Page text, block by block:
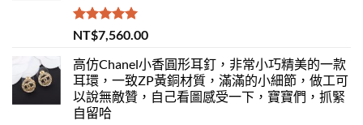
評分 5.00
滿分 5
NT$7,560.00
高仿Chanel小香圓形耳釘，非常小巧精美的一款
耳環，一致ZP黃銅材質，滿滿的小細節，做工可
以說無敵贊，自己看圖感受一下，寶寶們，抓緊
自留哈